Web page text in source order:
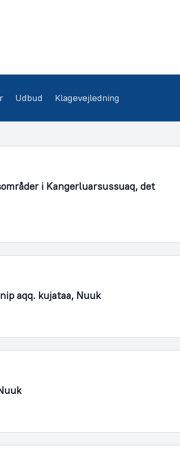
Udbud Klagevejledning
i Kangerluarsussuaq, det
aqq. kujataa, Nuuk